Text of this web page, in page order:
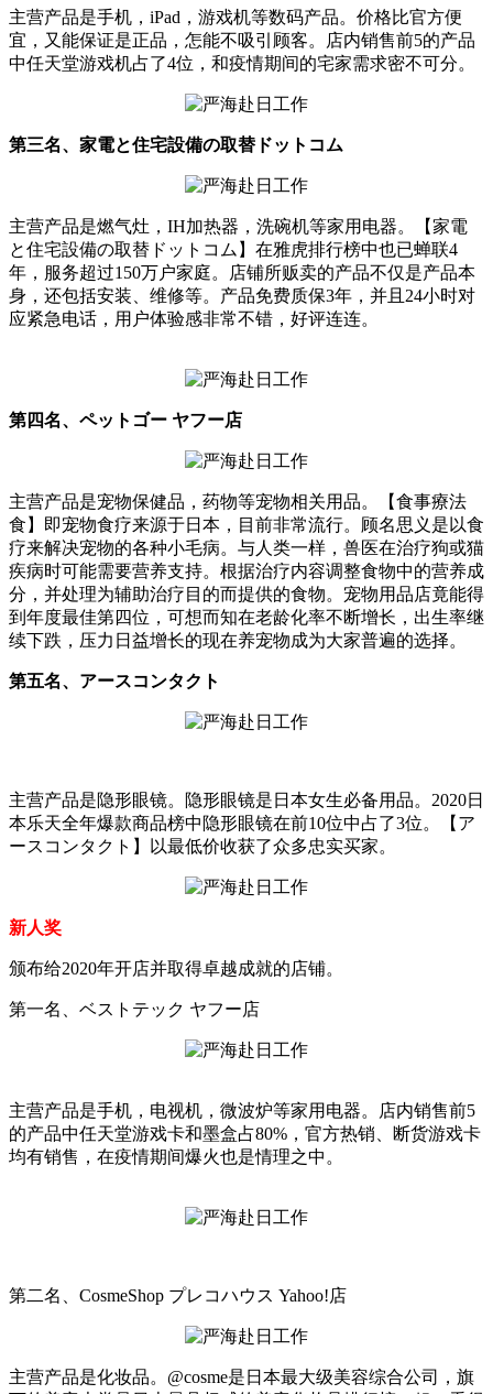
主营产品是手机，iPad，游戏机等数码产品。价格比官方便
宜，又能保证是正品，怎能不吸引顾客。店内销售前5的产品
中任天堂游戏机占了4位，和疫情期间的宅家需求密不可分。
第三名、家電と住宅設備の取替ドットコム
主营产品是燃气灶，IH加热器，洗碗机等家用电器。【家電
と住宅設備の取替ドットコム】在雅虎排行榜中也已蝉联4
年，服务超过150万户家庭。店铺所贩卖的产品不仅是产品本
身，还包括安装、维修等。产品免费质保3年，并且24小时对
应紧急电话，用户体验感非常不错，好评连连。
第四名、ペットゴー ヤフー店
主营产品是宠物保健品，药物等宠物相关用品。【食事療法
食】即宠物食疗来源于日本，目前非常流行。顾名思义是以食
疗来解决宠物的各种小毛病。与人类一样，兽医在治疗狗或猫
疾病时可能需要营养支持。根据治疗内容调整食物中的营养成
分，并处理为辅助治疗目的而提供的食物。宠物用品店竟能得
到年度最佳第四位，可想而知在老龄化率不断增长，出生率继
续下跌，压力日益增长的现在养宠物成为大家普遍的选择。
第五名、アースコンタクト
主营产品是隐形眼镜。隐形眼镜是日本女生必备用品。2020日
本乐天全年爆款商品榜中隐形眼镜在前10位中占了3位。【ア
ースコンタクト】以最低价收获了众多忠实买家。
新人奖
颁布给2020年开店并取得卓越成就的店铺。
第一名、ベストテック ヤフー店
主营产品是手机，电视机，微波炉等家用电器。店内销售前5
的产品中任天堂游戏卡和墨盒占80%，官方热销、断货游戏卡
均有销售，在疫情期间爆火也是情理之中。
第二名、CosmeShop プレコハウス Yahoo!店
主营产品是化妆品。@cosme是日本最大级美容综合公司，旗